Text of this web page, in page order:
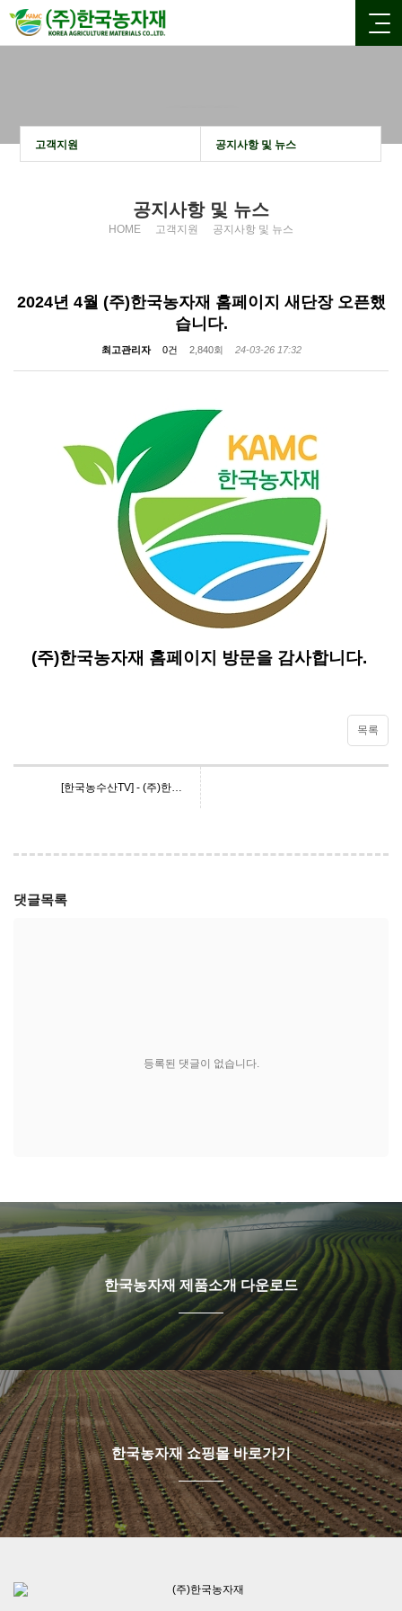
고객지원
고객지원 공지사항 및 뉴스
공지사항 및 뉴스
HOME 고객지원 공지사항 및 뉴스
2024년 4월 (주)한국농자재 홈페이지 새단장 오픈했
습니다.
최고관리자 0건 2,840회 24-03-26 17:32
(주)한국농자재 홈페이지 방문을 감사합니다.
목록
[한국농수산TV] - (주)한국농자재 협찬
댓글목록
등록된 댓글이 없습니다.
한국농자재 제품소개 다운로드
한국농자재 쇼핑몰 바로가기